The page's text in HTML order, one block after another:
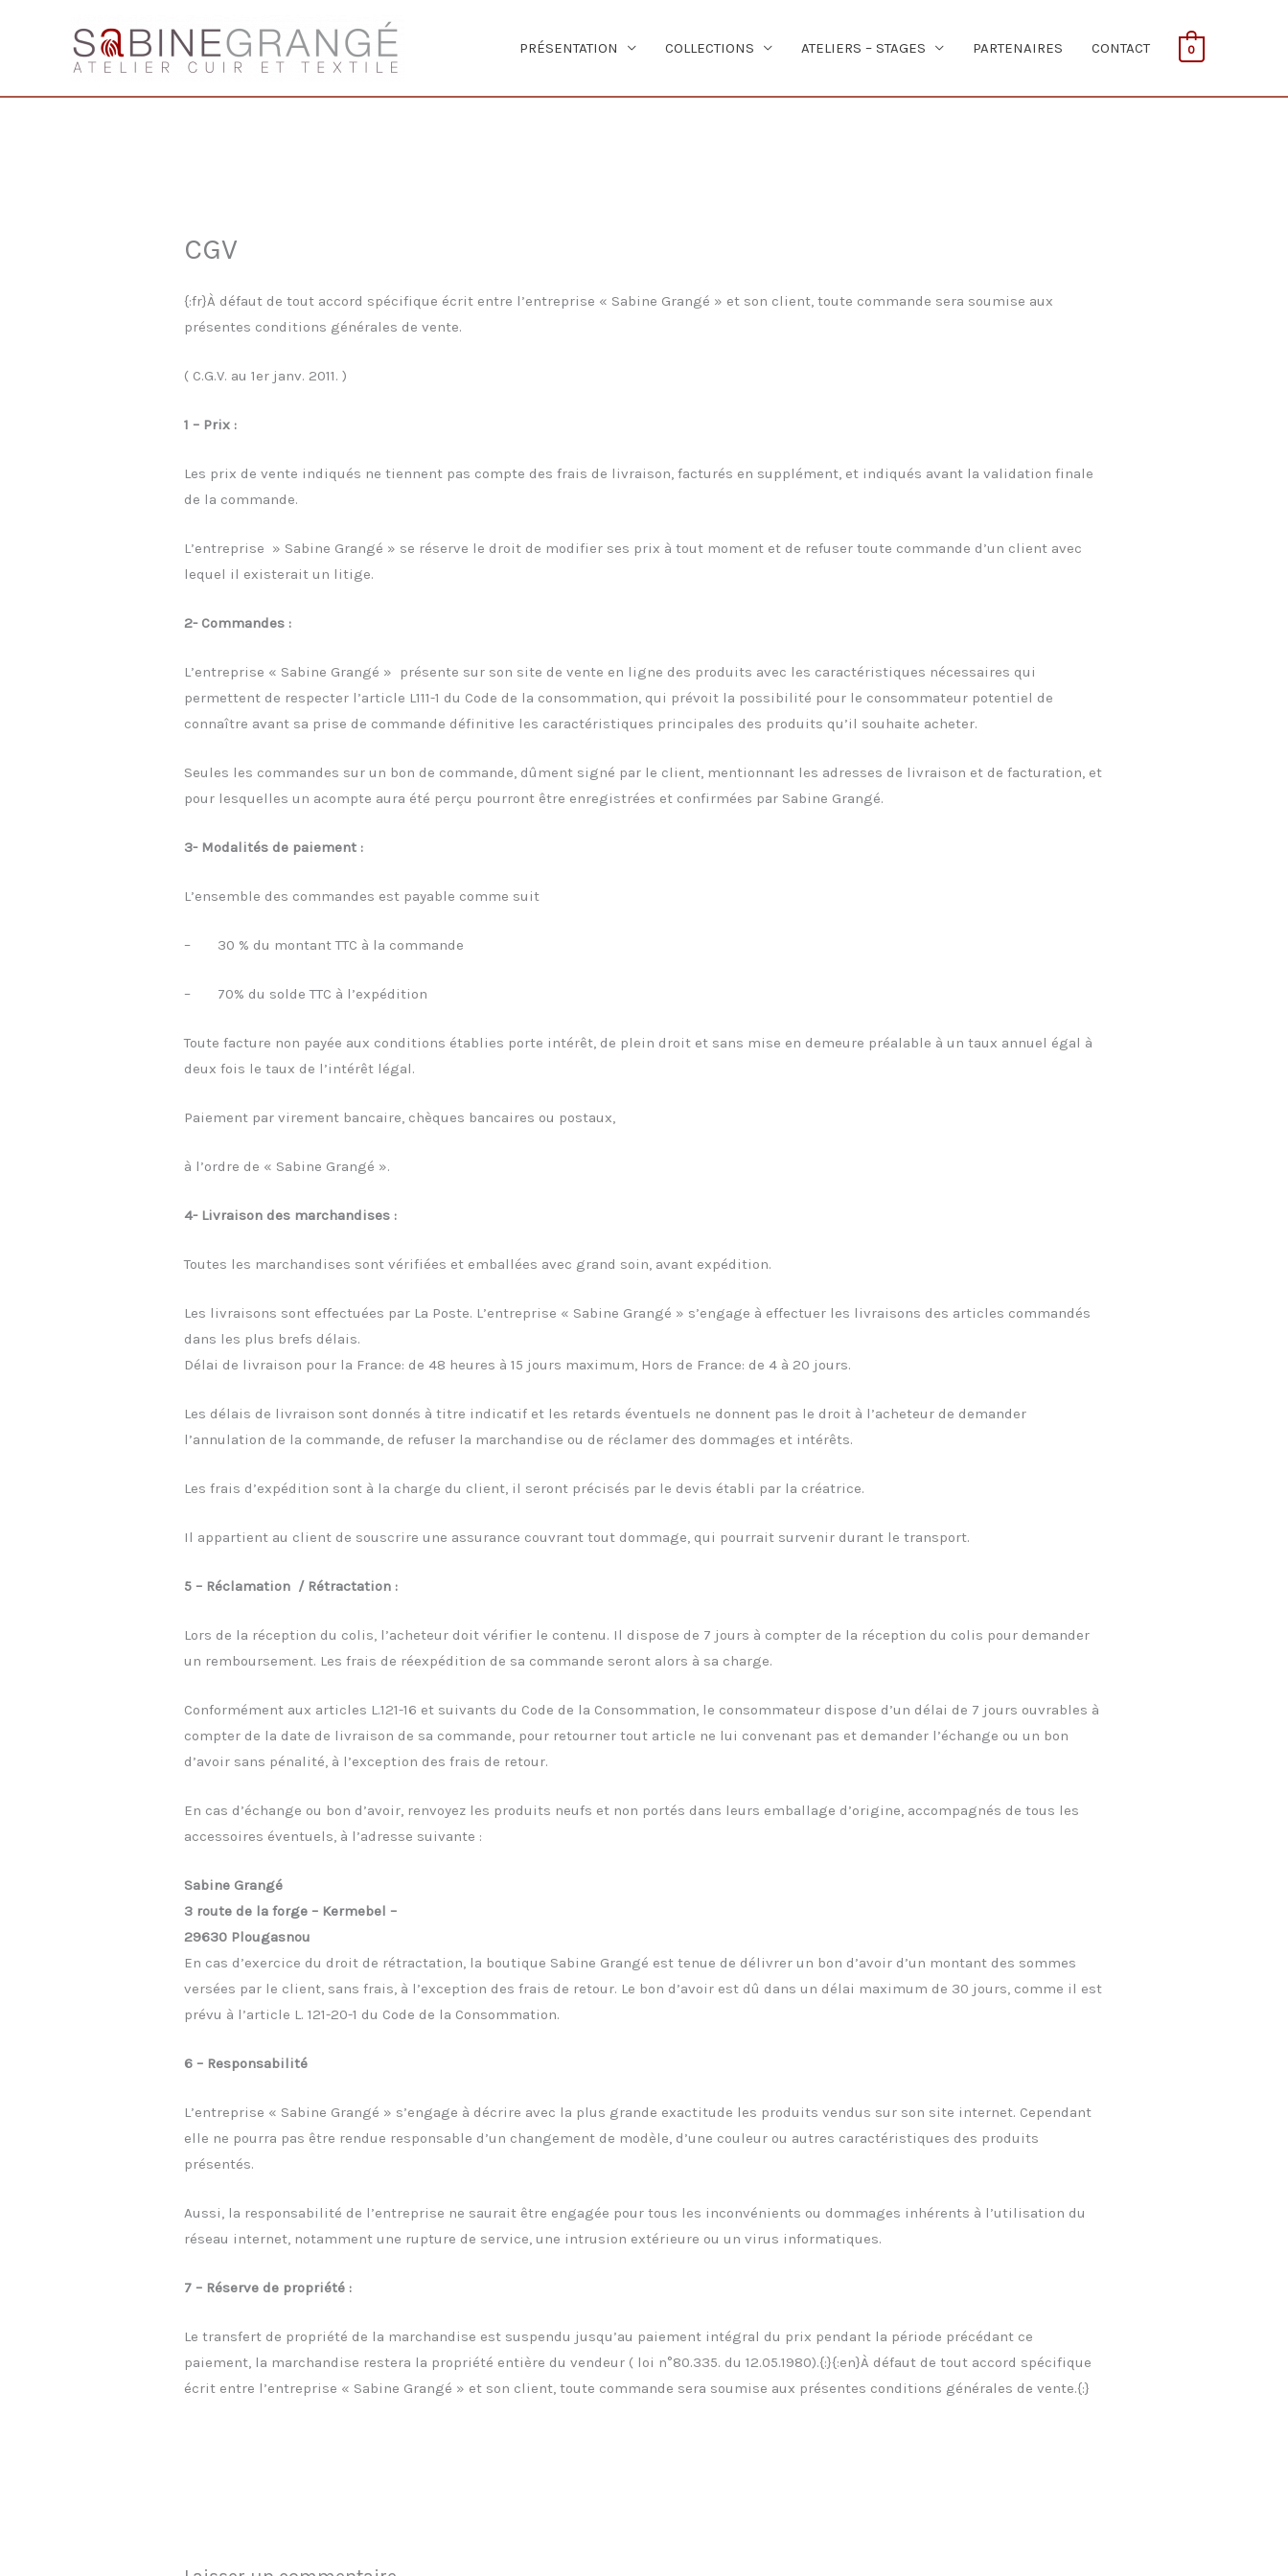
PRÉSENTATION COLLECTIONS ATELIERS – STAGES PARTENAIRES CONTACT 0
CGV
{:fr}À défaut de tout accord spécifique écrit entre l’entreprise « Sabine Grangé » et son client, toute commande sera soumise aux
présentes conditions générales de vente.
( C.G.V. au 1er janv. 2011. )
1 – Prix :
Les prix de vente indiqués ne tiennent pas compte des frais de livraison, facturés en supplément, et indiqués avant la validation finale
de la commande.
L’entreprise » Sabine Grangé » se réserve le droit de modifier ses prix à tout moment et de refuser toute commande d’un client avec
lequel il existerait un litige.
2- Commandes :
L’entreprise « Sabine Grangé » présente sur son site de vente en ligne des produits avec les caractéristiques nécessaires qui
permettent de respecter l’article L111-1 du Code de la consommation, qui prévoit la possibilité pour le consommateur potentiel de
connaître avant sa prise de commande définitive les caractéristiques principales des produits qu’il souhaite acheter.
Seules les commandes sur un bon de commande, dûment signé par le client, mentionnant les adresses de livraison et de facturation, et
pour lesquelles un acompte aura été perçu pourront être enregistrées et confirmées par Sabine Grangé.
3- Modalités de paiement :
L’ensemble des commandes est payable comme suit
– 30 % du montant TTC à la commande
– 70% du solde TTC à l’expédition
Toute facture non payée aux conditions établies porte intérêt, de plein droit et sans mise en demeure préalable à un taux annuel égal à
deux fois le taux de l’intérêt légal.
Paiement par virement bancaire, chèques bancaires ou postaux,
à l’ordre de « Sabine Grangé ».
4- Livraison des marchandises :
Toutes les marchandises sont vérifiées et emballées avec grand soin, avant expédition.
Les livraisons sont effectuées par La Poste. L’entreprise « Sabine Grangé » s’engage à effectuer les livraisons des articles commandés
dans les plus brefs délais.
Délai de livraison pour la France: de 48 heures à 15 jours maximum, Hors de France: de 4 à 20 jours.
Les délais de livraison sont donnés à titre indicatif et les retards éventuels ne donnent pas le droit à l’acheteur de demander
l’annulation de la commande, de refuser la marchandise ou de réclamer des dommages et intérêts.
Les frais d’expédition sont à la charge du client, il seront précisés par le devis établi par la créatrice.
Il appartient au client de souscrire une assurance couvrant tout dommage, qui pourrait survenir durant le transport.
5 – Réclamation / Rétractation :
Lors de la réception du colis, l’acheteur doit vérifier le contenu. Il dispose de 7 jours à compter de la réception du colis pour demander
un remboursement. Les frais de réexpédition de sa commande seront alors à sa charge.
Conformément aux articles L.121-16 et suivants du Code de la Consommation, le consommateur dispose d’un délai de 7 jours ouvrables à
compter de la date de livraison de sa commande, pour retourner tout article ne lui convenant pas et demander l’échange ou un bon
d’avoir sans pénalité, à l’exception des frais de retour.
En cas d’échange ou bon d’avoir, renvoyez les produits neufs et non portés dans leurs emballage d’origine, accompagnés de tous les
accessoires éventuels, à l’adresse suivante :
Sabine Grangé
3 route de la forge – Kermebel –
29630 Plougasnou
En cas d’exercice du droit de rétractation, la boutique Sabine Grangé est tenue de délivrer un bon d’avoir d’un montant des sommes
versées par le client, sans frais, à l’exception des frais de retour. Le bon d’avoir est dû dans un délai maximum de 30 jours, comme il est
prévu à l’article L. 121-20-1 du Code de la Consommation.
6 – Responsabilité
L’entreprise « Sabine Grangé » s’engage à décrire avec la plus grande exactitude les produits vendus sur son site internet. Cependant
elle ne pourra pas être rendue responsable d’un changement de modèle, d’une couleur ou autres caractéristiques des produits
présentés.
Aussi, la responsabilité de l’entreprise ne saurait être engagée pour tous les inconvénients ou dommages inhérents à l’utilisation du
réseau internet, notamment une rupture de service, une intrusion extérieure ou un virus informatiques.
7 – Réserve de propriété :
Le transfert de propriété de la marchandise est suspendu jusqu’au paiement intégral du prix pendant la période précédant ce
paiement, la marchandise restera la propriété entière du vendeur ( loi n°80.335. du 12.05.1980).{:}{:en}À défaut de tout accord spécifique
écrit entre l’entreprise « Sabine Grangé » et son client, toute commande sera soumise aux présentes conditions générales de vente.{:}